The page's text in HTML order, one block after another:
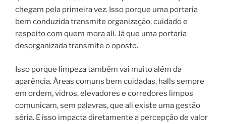
chegam pela primeira vez. Isso porque uma portaria
bem conduzida transmite organização, cuidado e
respeito com quem mora ali. Já que uma portaria
desorganizada transmite o oposto.
Isso porque limpeza também vai muito além da
aparência. Áreas comuns bem cuidadas, halls sempre
em ordem, vidros, elevadores e corredores limpos
comunicam, sem palavras, que ali existe uma gestão
séria. E isso impacta diretamente a percepção de valor